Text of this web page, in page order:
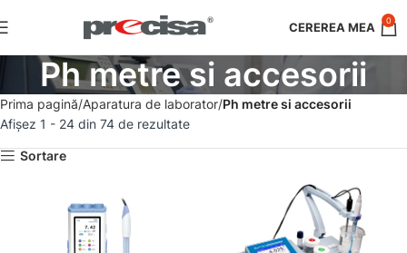
0
Ph metre si accesorii
Prima pagină Aparatura de laborator Ph metre si accesorii
Afișez 1 - 24 din 74 de rezultate
Sortare